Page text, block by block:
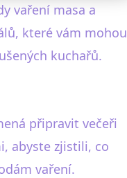
vaření masa a
které vám mohou
kuchařů.
připravit večeři
abyste zjistili, co
vaření.